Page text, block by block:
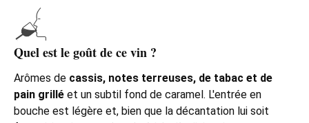
Quel est le goût de ce vin ?
Arômes de cassis, notes terreuses, de tabac et de
pain grillé et un subtil fond de caramel. L'entrée en
bouche est légère et, bien que la décantation lui soit